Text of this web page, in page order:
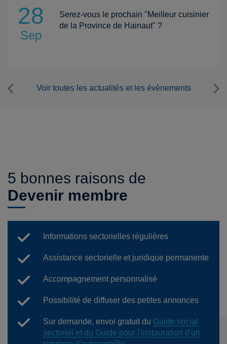
20
Oct
La Fédération HoReCa Wallonie vous
donne rendez-vous le mardi 20 octobre
Voir toutes les actualités et les évènements
5 bonnes raisons de
Devenir membre
Informations sectorielles régulières
Assistance sectorielle et juridique permanente
Accompagnement personnalisé
Possibilité de diffuser des petites annonces
Sur demande, envoi gratuit du Guide social
sectoriel et du Guide pour l'instauration d'un